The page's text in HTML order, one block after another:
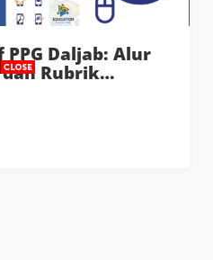
Daljab: Alur
Rubrik…